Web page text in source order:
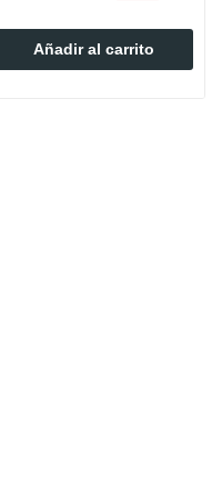
Añadir al carrito